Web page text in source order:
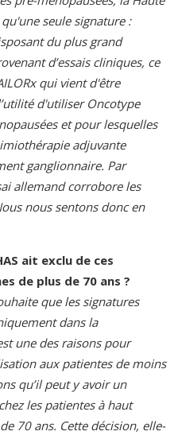
seule signature :
du plus grand
d’essais cliniques, ce
qui vient d'être
d'utiliser Oncotype
et pour lesquelles
adjuvante
ganglionnaire. Par
allemand corrobore les
nous sentons donc en
ait exclu de ces
de plus de 70 ans ?
que les signatures
dans la
une des raisons pour
aux patientes de moins
qu’il peut y avoir un
les patientes à haut
70 ans. Cette décision, elle-